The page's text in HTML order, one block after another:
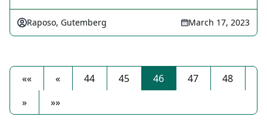
Raposo, Gutemberg March 17, 2023
«« « 44 45 46 47
48
»
»»